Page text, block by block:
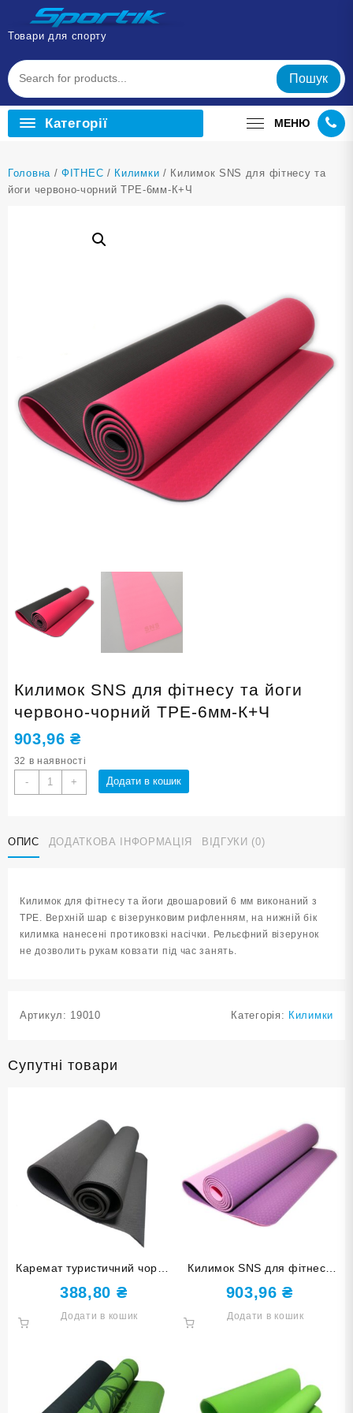
Перейти
вмісту
Товари для спорту
Пошук
Категорії МЕНЮ
Головна /ФІТНЕС / Килимки / Килимок SNS для фітнесу та
йоги червоно-чорний ТРЕ-6мм-К+Ч
Килимок SNS для фітнесу та йоги
червоно-чорний ТРЕ-6мм-К+Ч
903,96₴
32 в наявності
-
Килимок
SNS
та
йоги
+ Додати в кошик
ОПИС ДОДАТКОВА ІНФОРМАЦІЯ ВІДГУКИ (0)
Килимок для фітнесу та йоги двошаровий 6 мм виконаний з
ТРЕ. Верхній шар є візерунковим рифленням, на нижній бік
килимка нанесені протиковзкі насічки. Рельєфний візерунок
не дозволить рукам ковзати під час занять.
Артикул: 19010 Категорія: Килимки
Супутні товари
Каремат туристичний чорнй
6 мм КВ 6106-black
388,80 ₴
Додати в кошик
Килимок SNS для фітнесу
та йоги фіолетовий
ТРЕ-6мм-Ф+Ф
903,96₴
Додати в кошик